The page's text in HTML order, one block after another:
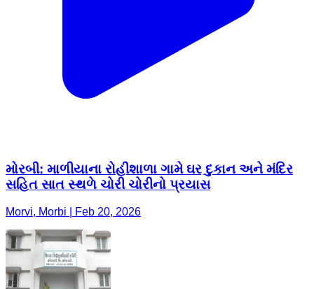
મોરબી: માળીયાના રોહીશાળા ગામે ઘર દુકાન અને મંદિર
સહિત સાત સ્થળે ચોરી ચોરીનો પ્રયાસ
Morvi, Morbi | Feb 20, 2026